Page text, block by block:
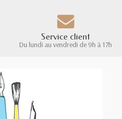
Service client
Du lundi au vendredi de 9h à 17h